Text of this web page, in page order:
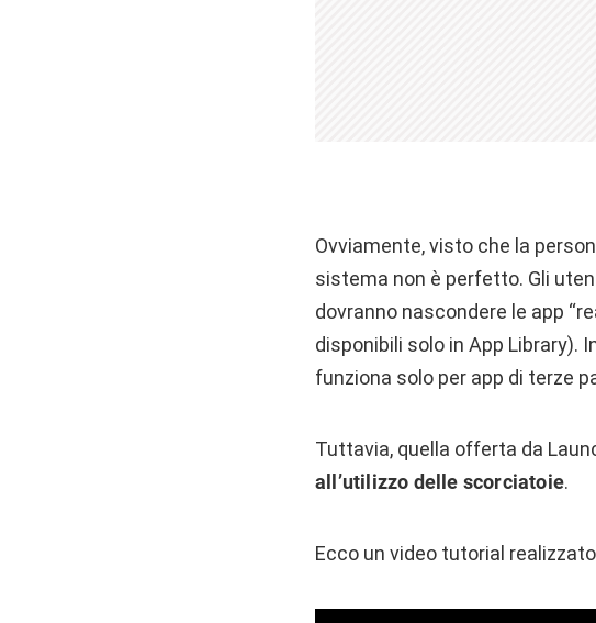
Ovviamente, visto che la
sistema non è perfetto. Gli
dovranno nascondere le app
disponibili solo in App Library).
funziona solo per app di terze
Tuttavia, quella offerta da
all’utilizzo delle scorciatoie.
Ecco un video tutorial